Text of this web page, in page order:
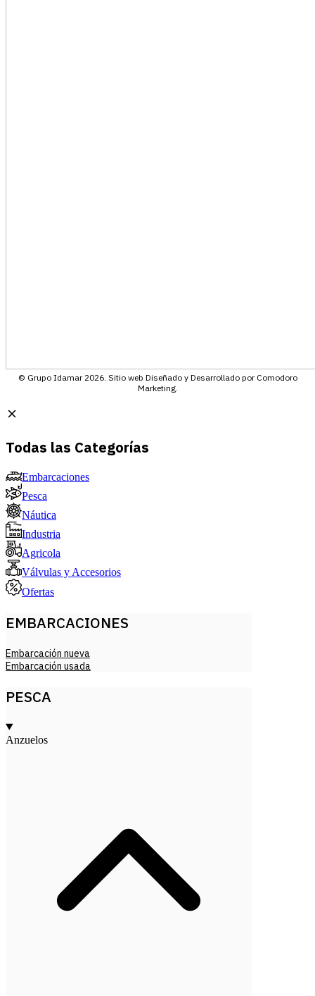
© Grupo Idamar 2026. Sitio web Diseñado y Desarrollado por Comodoro
Marketing.
Todas las Categorías
Embarcaciones
Pesca
Náutica
Industria
Agricola
Válvulas y Accesorios
Ofertas
EMBARCACIONES
Embarcación nueva
Embarcación usada
PESCA
Anzuelos